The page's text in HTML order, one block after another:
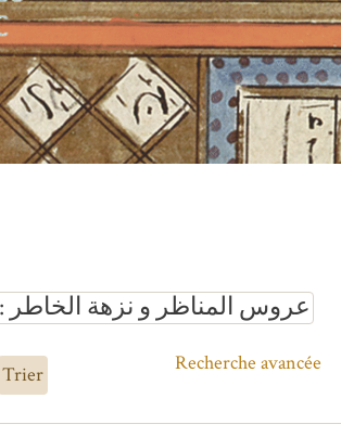
عروس المناظر و نزهة الخاطر
Recherche avancée
Trier